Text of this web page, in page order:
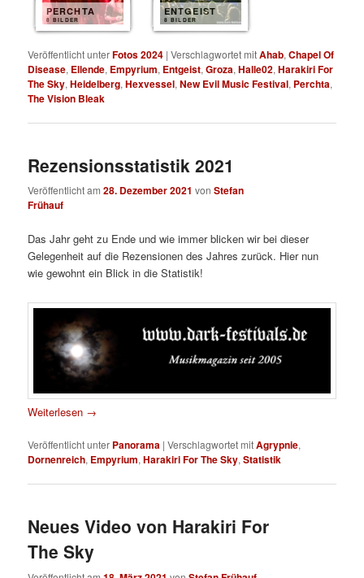
PERCHTA
8 BILDER
ENTGEIST
8 BILDER
Veröffentlicht unterFotos 2024 |Verschlagwortet mitAhab,Chapel Of
Disease, Ellende, Empyrium, Entgeist,Groza,Halle02,Harakiri For
The Sky,Heidelberg,Hexvessel,New Evil Music Festival, Perchta,
The Vision Bleak
Rezensionsstatistik 2021
Veröffentlicht am28. Dezember 2021 vonStefan
Frühauf
Das Jahr geht zu Ende und wie immer blicken wir bei dieser
Gelegenheit auf die Rezensionen des Jahres zurück. Hier nun
wie gewohnt ein Blick in die Statistik!
Weiterlesen →
Veröffentlicht unter Panorama |Verschlagwortet mitAgrypnie,
Dornenreich, Empyrium,Harakiri For The Sky,Statistik
Neues Video von Harakiri For
The Sky